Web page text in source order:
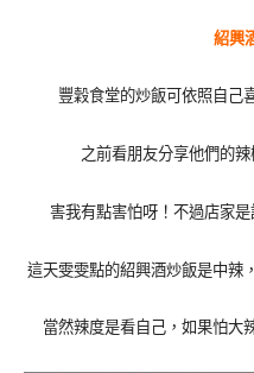
紹興
豐穀食堂的炒飯可依照自己
之前看朋友分享他們的
害我有點害怕呀！不過店家
這天雯雯點的紹興酒炒飯是中辣
當然辣度是看自己，如果怕大